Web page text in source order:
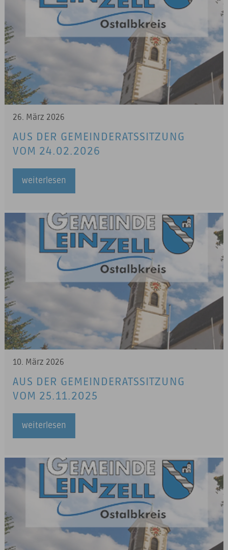
26. März 2026
AUS DER GEMEINDERATSSITZUNG
VOM 24.02.2026
weiterlesen
10. März 2026
AUS DER GEMEINDERATSSITZUNG
VOM 25.11.2025
weiterlesen